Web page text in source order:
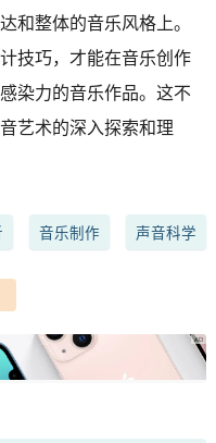
和整体的音乐风格上。
技巧，才能在音乐创作
染力的音乐作品。这不
艺术的深入探索和理
音乐制作 声音科学